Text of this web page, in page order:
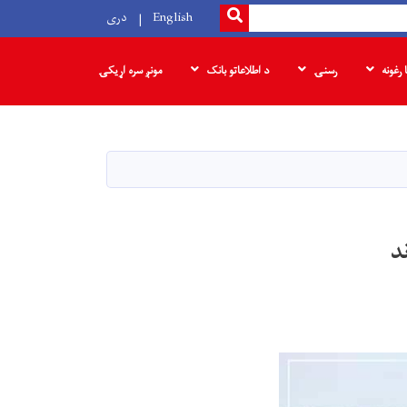
SEARCH
English دری
رغونه رسنۍ د اطلاعاتو بانک مونږ سره اړیکۍ